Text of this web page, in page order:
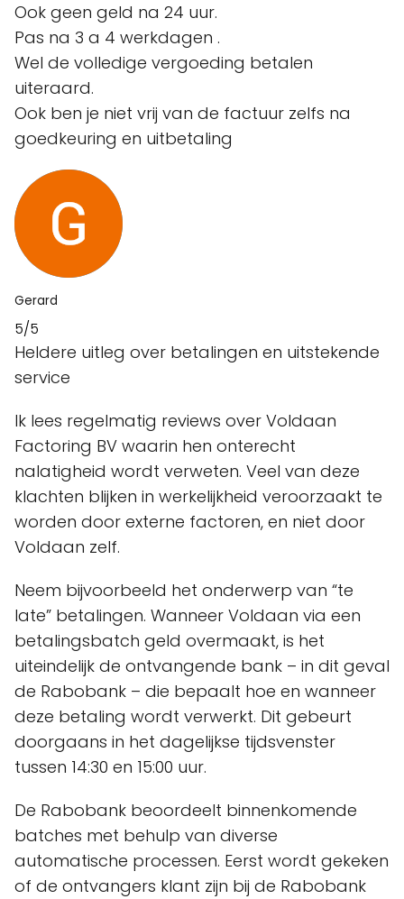
Ook geen geld na 24 uur.
Pas na 3 a 4 werkdagen .
Wel de volledige vergoeding betalen
uiteraard.
Ook ben je niet vrij van de factuur zelfs na
goedkeuring en uitbetaling
Gerard
5/5
Heldere uitleg over betalingen en uitstekende
service
Ik lees regelmatig reviews over Voldaan
Factoring BV waarin hen onterecht
nalatigheid wordt verweten. Veel van deze
klachten blijken in werkelijkheid veroorzaakt te
worden door externe factoren, en niet door
Voldaan zelf.
Neem bijvoorbeeld het onderwerp van “te
late” betalingen. Wanneer Voldaan via een
betalingsbatch geld overmaakt, is het
uiteindelijk de ontvangende bank – in dit geval
de Rabobank – die bepaalt hoe en wanneer
deze betaling wordt verwerkt. Dit gebeurt
doorgaans in het dagelijkse tijdsvenster
tussen 14:30 en 15:00 uur.
De Rabobank beoordeelt binnenkomende
batches met behulp van diverse
automatische processen. Eerst wordt gekeken
of de ontvangers klant zijn bij de Rabobank